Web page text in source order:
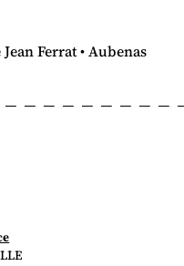
Ferrat • Aubenas